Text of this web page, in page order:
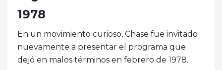
1978
En un movimiento curioso, Chase fue invitado
nuevamente a presentar el programa que
dejó en malos términos en febrero de 1978..